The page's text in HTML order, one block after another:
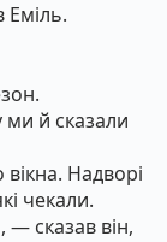
й сказали
вікна. Надворі
чекали.
сказав він,